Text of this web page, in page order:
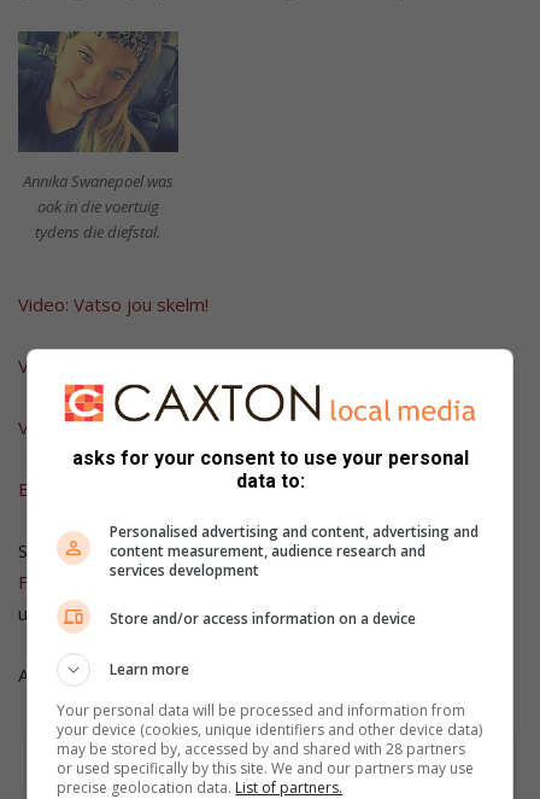
Annika Swanepoel was
ook in die voertuig
tydens die diefstal.
Video: Vatso jou skelm!
Video: Ken jy die aanvallers?
Video: Man killed in cold blood
Executed in front of wife
Send a message to our SMS line 37 940 or add us onto
Facebook
andTwitterto receive your free daily news
updates.
Also check out ourVideo’s
asks for your consent to use your personal
data to:
Personalised advertising and content, advertising and
content measurement, audience research and
services development
Store and/or access information on a device
Learn more
Your personal data will be processed and information from
your device (cookies, unique identifiers and other device data)
may be stored by, accessed by and shared with 28 partners
or used specifically by this site. We and our partners may use
precise geolocation data. List of partners.